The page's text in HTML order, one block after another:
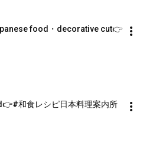
food・decorative cut👉
和食レシピ日本料理案内所